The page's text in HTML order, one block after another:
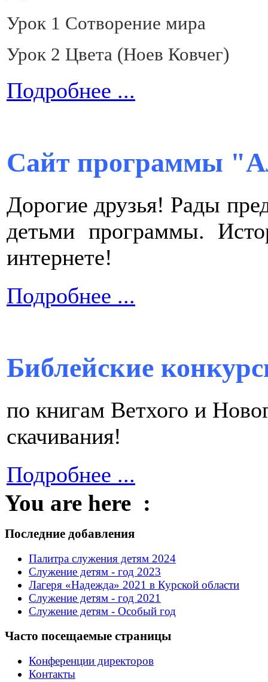
Урок 1 Сотворение мира
Урок 2 Цвета (Ноев Ковчег)
Подробнее ...
Сайт программы
Дорогие друзья! Рады
детьми программы.
интернете!
Подробнее ...
Библейские
по книгам Ветхого и
скачивания!
Подробнее ...
You are here :
Последние добавления
Палитра служения детям 2024
Служение детям - год 2023
Лагеря «Надежда» 2021 в Курской области
Служение детям - год 2021
Служение детям - Особый год
Часто посещаемые страницы
Конференции директоров
Контакты